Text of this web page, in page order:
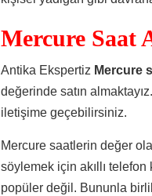
Mercure Saat
Antika Ekspertiz Mercure
değerinde satın
iletişime geçebilirsiniz.
Mercure saatlerin değer
söylemek için akıllı
popüler değil. Bununla